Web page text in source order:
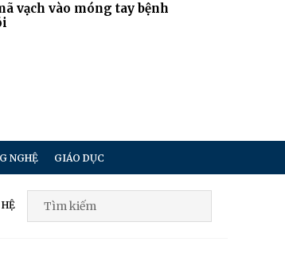
vạch vào móng tay bệnh
NGHỆ GIÁO DỤC